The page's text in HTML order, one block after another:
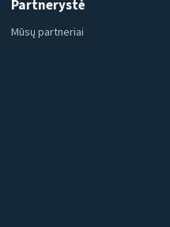
Partnerystė
Mūsų partneriai